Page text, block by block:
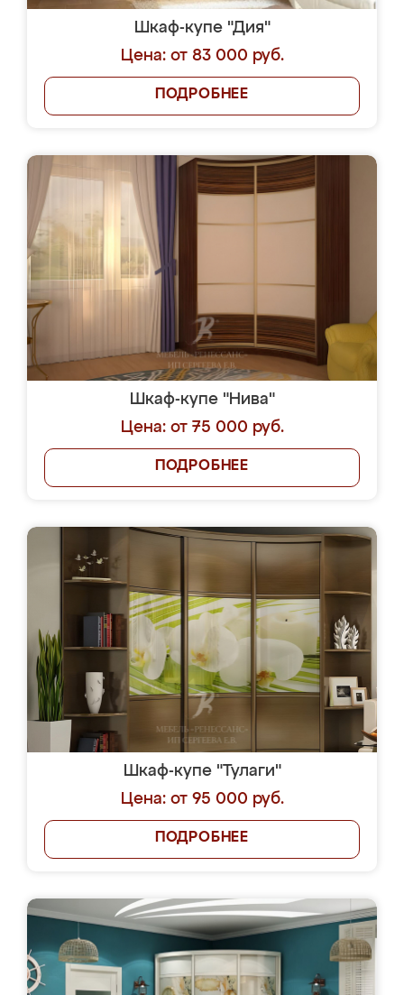
Шкаф-купе "Дия"
Цена: от 83 000 руб.
ПОДРОБНЕЕ
Шкаф-купе "Нива"
Цена: от 75 000 руб.
ПОДРОБНЕЕ
Шкаф-купе "Тулаги"
Цена: от 95 000 руб.
ПОДРОБНЕЕ